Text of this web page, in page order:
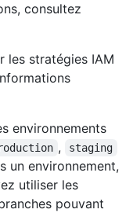
consultez
les stratégies IAM
environnements
, staging
un environnement,
utiliser les
pouvant